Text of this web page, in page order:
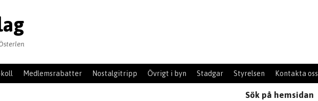
Medlemsrabatter Nostalgitripp Övrigt i byn Stadgar Styrelsen Kontakta oss
Sök på hemsidan